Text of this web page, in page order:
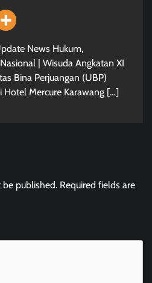
News Hukum,
| Wisuda Angkatan XI
Bina Perjuangan (UBP)
Hotel Mercure Karawang […]
published. Required fields are